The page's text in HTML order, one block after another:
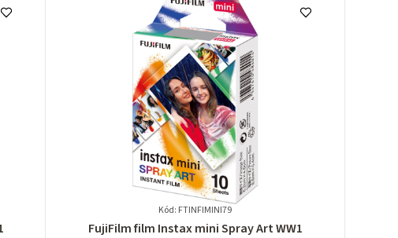
Kód: FTINFIMINI79
Průměrné
FujiFilm film Instax mini Spray Art WW1